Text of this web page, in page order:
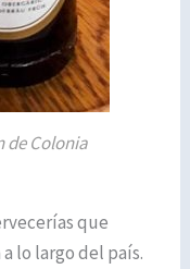
de Colonia
que
lo largo del país.